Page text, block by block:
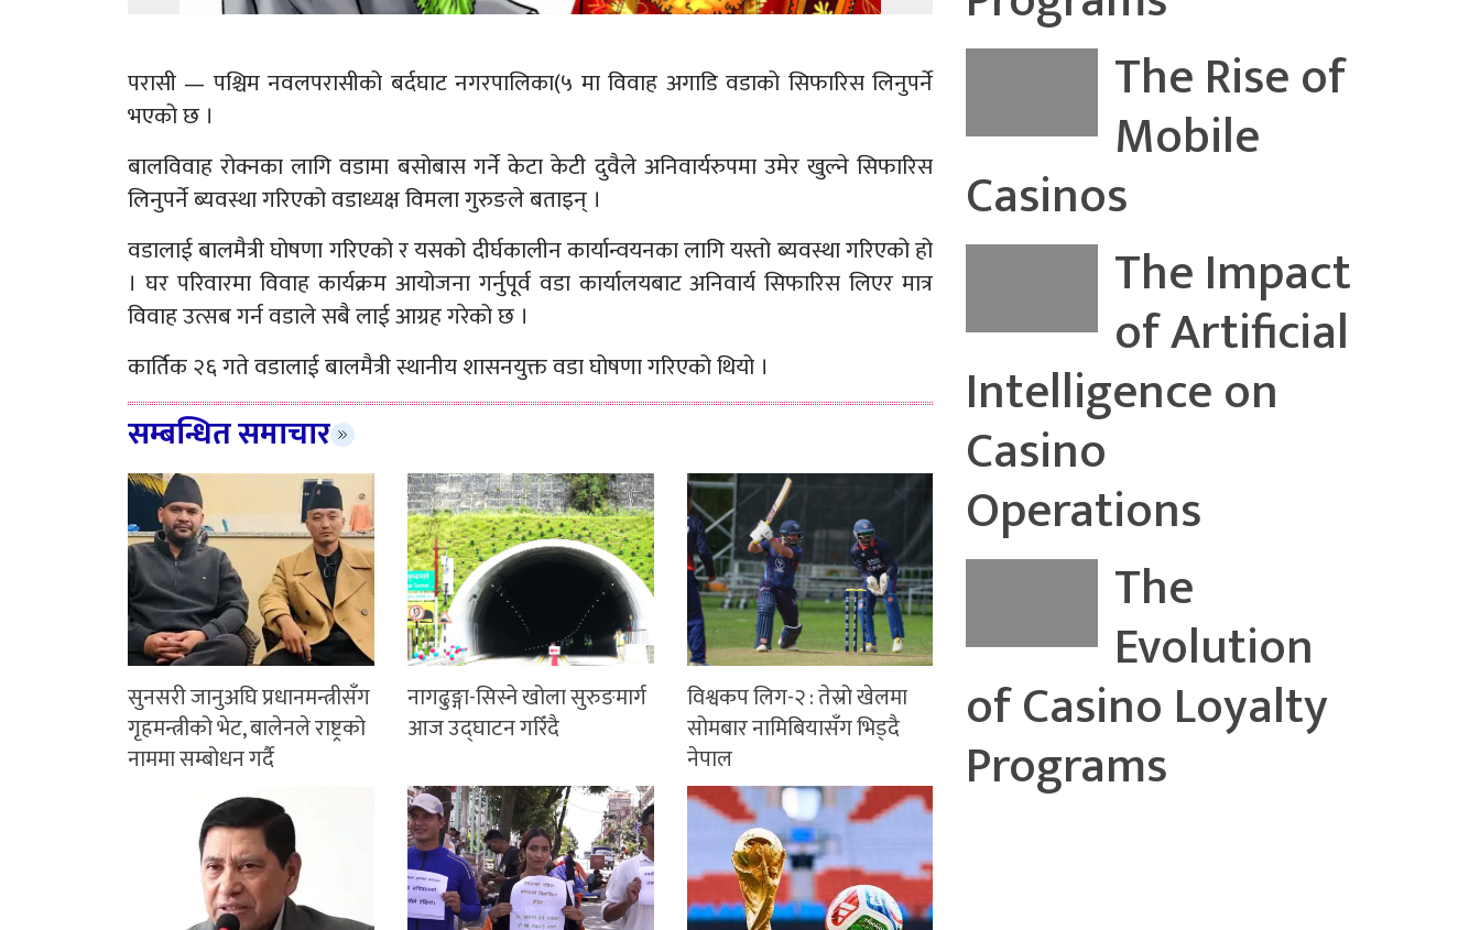
परासी — पश्चिम नवलपरासीको बर्दघाट नगरपालिका(५ मा विवाह अगाडि वडाको सिफारिस लिनुपर्ने
भएको छ ।
बालविवाह रोक्नका लागि वडामा बसोबास गर्ने केटा केटी दुवैले अनिवार्यरुपमा उमेर खुल्ने सिफारिस
लिनुपर्ने ब्यवस्था गरिएको वडाध्यक्ष विमला गुरुङले बताइन् ।
वडालाई बालमैत्री घोषणा गरिएको र यसको दीर्घकालीन कार्यान्वयनका लागि यस्तो ब्यवस्था गरिएको हो
। घर परिवारमा विवाह कार्यक्रम आयोजना गर्नुपूर्व वडा कार्यालयबाट अनिवार्य सिफारिस लिएर मात्र
विवाह उत्सब गर्न वडाले सबै लाई आग्रह गरेको छ ।
कार्तिक २६ गते वडालाई बालमैत्री स्थानीय शासनयुक्त वडा घोषणा गरिएको थियो ।
सम्बन्धित समाचार
सुनसरी जानुअघि प्रधानमन्त्रीसँग
गृहमन्त्रीको भेट, बालेनले राष्ट्रको
नाममा सम्बोधन गर्दै
नागढुङ्गा-सिस्ने खोला सुरुङमार्ग
आज उद्घाटन गरिँदै
विश्वकप लिग-२ : तेस्रो खेलमा
सोमबार नामिबियासँग भिड्दै
नेपाल
The Rise of
Mobile
Casinos
The Impact
of Artificial
Intelligence on
Casino
Operations
The
Evolution
of Casino Loyalty
Programs